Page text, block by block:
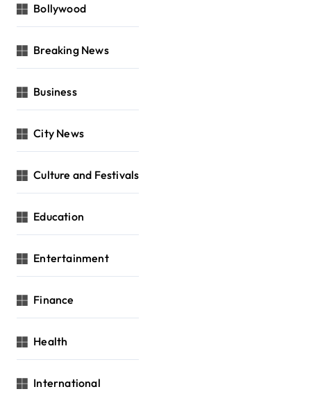
Bollywood
Breaking News
Business
City News
Culture and Festivals
Education
Entertainment
Finance
Health
International